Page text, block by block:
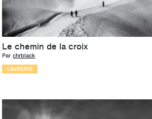
Le chemin de la croix
Par chrblack
LAURÉATE